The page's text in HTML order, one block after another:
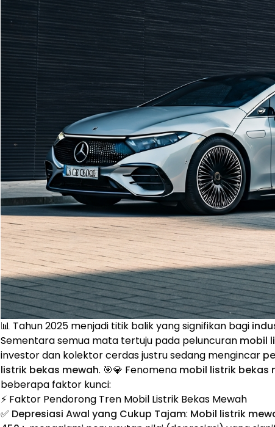
📊 Tahun 2025 menjadi titik balik yang signifikan bagi
Sementara semua mata tertuju pada peluncuran mobil
investor dan kolektor cerdas justru sedang mengincar
listrik bekas mewah. 🎯💎 Fenomena mobil listrik bekas
beberapa faktor kunci:
⚡ Faktor Pendorong Tren Mobil Listrik Bekas Mewah
✅ Depresiasi Awal yang Cukup Tajam: Mobil listrik